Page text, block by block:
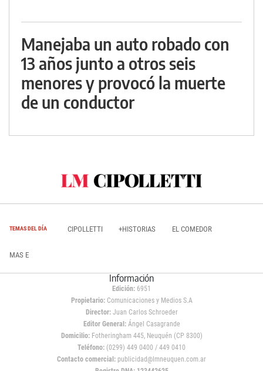
Manejaba un auto robado con
13 años junto a otros seis
menores y provocó la muerte
de un conductor
TEMAS DEL DÍA CIPOLLETTI +HISTORIAS EL COMEDOR
MAS E
Información
Edición: 6951
Propietario:Comunicaciones y Medios S.A
Director: Juan Carlos Schroeder
Editor General:Ángel Casagrande
Domicilio:Fotheringham 445, Neuquén (CP 8300)
Teléfono: (0299) 449 0400 / 449 0410
Contacto comercial: publicidad@lmneuquen.com.ar